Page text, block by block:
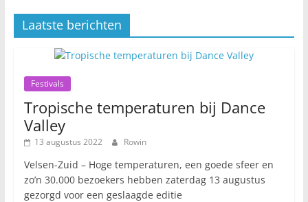
Laatste berichten
Festivals
Tropische temperaturen bij Dance
Valley
13 augustus 2022 Rowin
Velsen-Zuid – Hoge temperaturen, een goede sfeer en
zo’n 30.000 bezoekers hebben zaterdag 13 augustus
gezorgd voor een geslaagde editie